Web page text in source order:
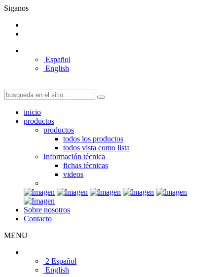
Siganos
Español
English
inicio
productos
productos
todos los productos
todos vista como lista
Información técnica
fichas técnicas
videos
Sobre nosotros
Contacto
MENU
2 Español
English